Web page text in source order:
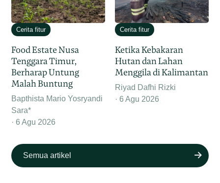
Cerita fitur
Food Estate Nusa
Tenggara Timur,
Berharap Untung
Malah Buntung
Bapthista Mario Yosryandi
Sara*
6 Agu 2026
Cerita fitur
Ketika Kebakaran
Hutan dan Lahan
Menggila di Kalimantan
Riyad Dafhi Rizki
6 Agu 2026
Semua artikel